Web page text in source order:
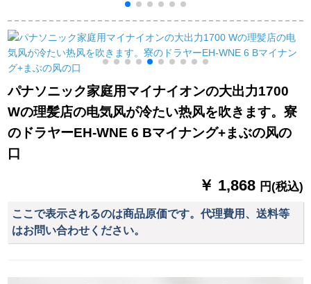
機1800 Wの電気風吹
EH-Cond 4
の大電力マリーナイ
オで冷却熱風ドレヤ
BHC 201をケアしま
す。
风ドライヤ寮の男女
は恒温で、速乾静音
ドラヤを买うという
パナソニック家庭用マイナイオンの大出力1700
Wの理髪店の电気风が冷たい热风を吹きます。寮
のドラヤーEH-WNE 6 Bマイナング+まぶの风の
口
￥ 1,868 円(税込)
ここで表示されるのは商品原価です。代理費用、送料等
はお問い合わせください。